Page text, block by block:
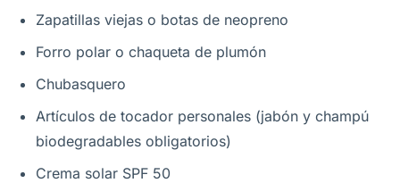
Zapatillas viejas o botas de neopreno
Forro polar o chaqueta de plumón
Chubasquero
Artículos de tocador personales (jabón y champú
biodegradables obligatorios)
Crema solar SPF 50